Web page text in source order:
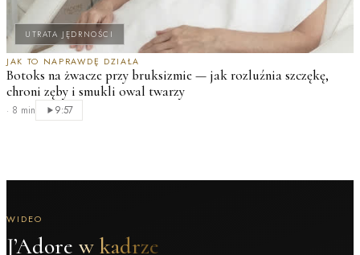
UTRATA JĘDRNOŚCI
JAK TO NAPRAWDĘ DZIAŁA
Botoks na żwacze przy bruksizmie — jak rozluźnia szczękę,
chroni zęby i smukli owal twarzy
· 8 min 9:57
WIDEO
J’Adore w kadrze